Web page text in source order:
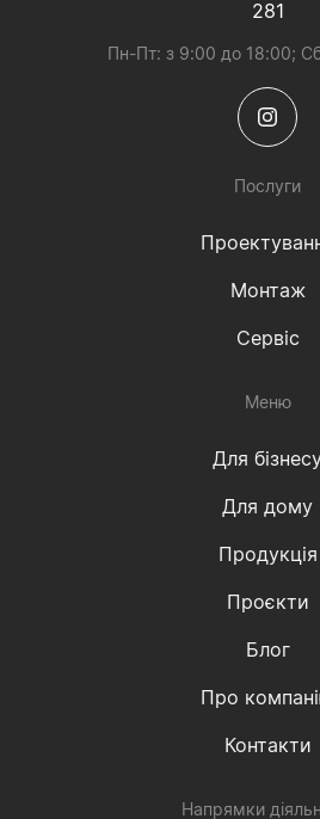
281
Пн-Пт: з 9:00 до 18:00;
Послуги
Монтаж
Сервіс
Меню
Для
Для дому
Продукція
Проєкти
Блог
Про
Контакти
Напрямки